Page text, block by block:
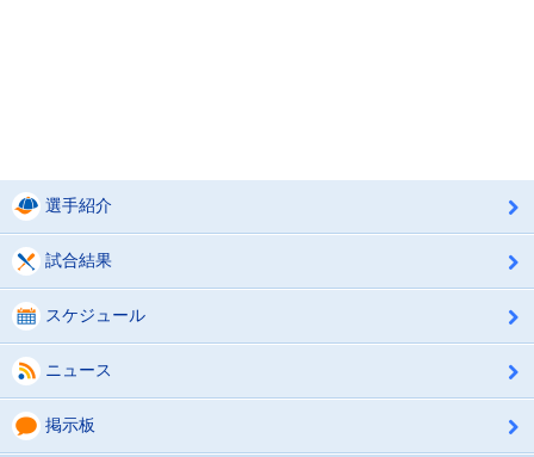
選手紹介
試合結果
スケジュール
ニュース
掲示板